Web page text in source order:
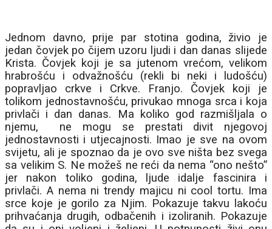
Jednom davno, prije par stotina godina, živio je
jedan čovjek po čijem uzoru ljudi i dan danas slijede
Krista. Čovjek koji je sa jutenom vrećom, velikom
hrabrošću i odvažnošću (rekli bi neki i ludošću)
popravljao crkve i Crkve. Franjo. Čovjek koji je
tolikom jednostavnošću, privukao mnoga srca i koja
privlači i dan danas. Ma koliko god razmišljala o
njemu,
ne mogu se prestati divit njegovoj
jednostavnosti i utjecajnosti. Imao je sve na ovom
svijetu, ali je spoznao da je ovo sve ništa bez svega
sa velikim S. Ne možeš ne reći da nema “ono nešto”
jer nakon toliko godina, ljude idalje fascinira i
privlači. A nema ni trendy majicu ni cool tortu. Ima
srce koje je gorilo za Njim. Pokazuje takvu lakoću
prihvaćanja drugih, odbačenih i izoliranih. Pokazuje